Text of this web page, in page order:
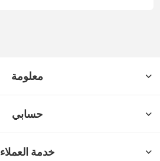
معلومة
حسابي
خدمة العملاء